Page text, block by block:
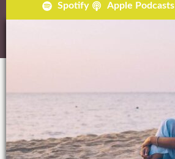
Spotify Apple Podcasts